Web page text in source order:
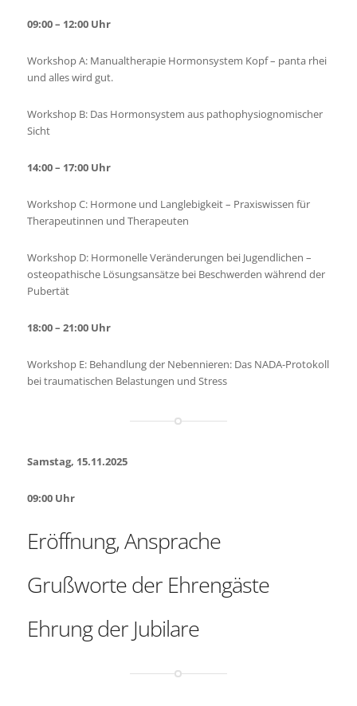
09:00 – 12:00 Uhr
Workshop A: Manualtherapie Hormonsystem Kopf – panta rhei
und alles wird gut.
Workshop B: Das Hormonsystem aus pathophysiognomischer
Sicht
14:00 – 17:00 Uhr
Workshop C: Hormone und Langlebigkeit – Praxiswissen für
Therapeutinnen und Therapeuten
Workshop D: Hormonelle Veränderungen bei Jugendlichen –
osteopathische Lösungsansätze bei Beschwerden während der
Pubertät
18:00 – 21:00 Uhr
Workshop E: Behandlung der Nebennieren: Das NADA-Protokoll
bei traumatischen Belastungen und Stress
Samstag, 15.11.2025
09:00 Uhr
Eröffnung, Ansprache
Grußworte der Ehrengäste
Ehrung der Jubilare